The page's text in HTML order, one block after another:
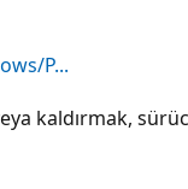
P...
kaldırmak,